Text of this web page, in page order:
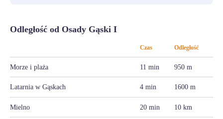
Odległość od Osady Gąski I
Czas Odległość
Morze i plaża 11 min 950 m
Latarnia w Gąskach 4 min 1600 m
Mielno 20 min 10 km